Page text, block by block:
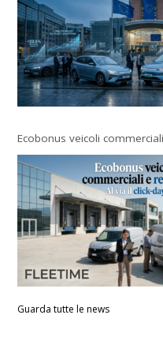
Ecobonus veicoli
Guarda tutte le news